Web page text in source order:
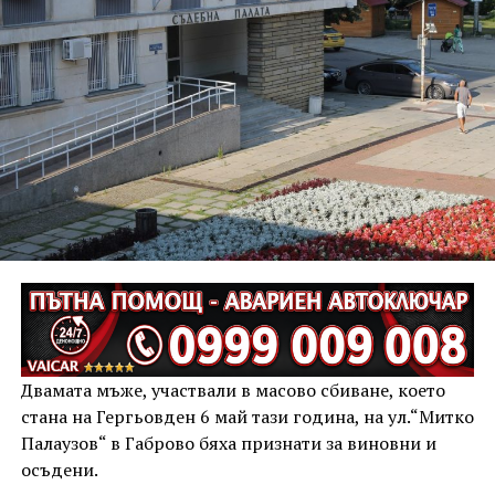
Двамата мъже, участвали в масово сбиване, което
стана на Гергьовден 6 май тази година, на ул.“Митко
Палаузов“ в Габрово бяха признати за виновни и
осъдени.